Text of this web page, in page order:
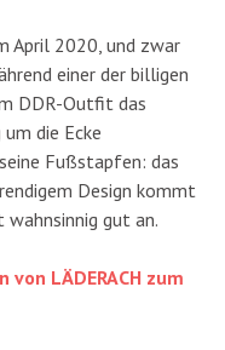
April 2020, und zwar
einer der billigen
DDR-Outfit das
die Ecke
Fußstapfen: das
Design kommt
gut an.
von LÄDERACH zum